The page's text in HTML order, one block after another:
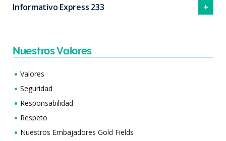
Informativo Express 233
Nuestros Valores
Valores
Seguridad
Responsabilidad
Respeto
Nuestros Embajadores Gold Fields